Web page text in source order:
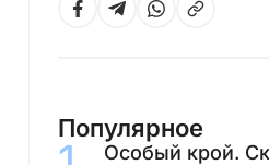
Популярное
Особый крой.